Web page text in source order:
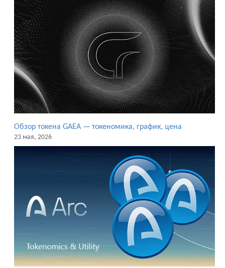
Обзор токена GAEA — токеномика, график, цена
23 мая, 2026